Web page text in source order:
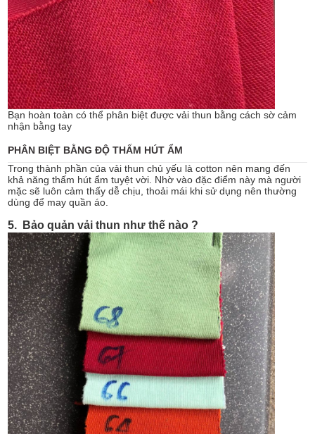
Bạn hoàn toàn có thể phân biệt được vải thun bằng cách sờ cảm
nhận bằng tay
PHÂN BIỆT BẰNG ĐỘ THẤM HÚT ẨM
Trong thành phần của vải thun chủ yếu là cotton nên mang đến
khả năng thấm hút ẩm tuyệt vời. Nhờ vào đặc điểm này mà người
mặc sẽ luôn cảm thấy dễ chịu, thoải mái khi sử dụng nên thường
dùng để may quần áo.
5. Bảo quản vải thun như thế nào ?